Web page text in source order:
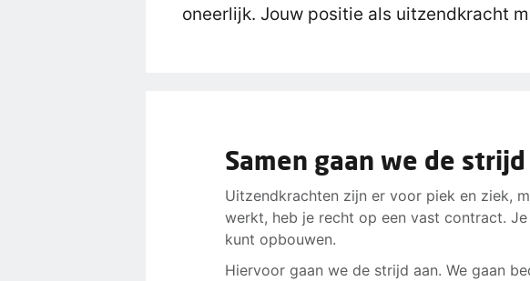
oneerlijk. Jouw positie als uitzendkracht
Samen gaan we de strijd
Uitzendkrachten zijn er voor piek en ziek,
werkt, heb je recht op een vast contract.
kunt opbouwen.
Hiervoor gaan we de strijd aan. We gaan